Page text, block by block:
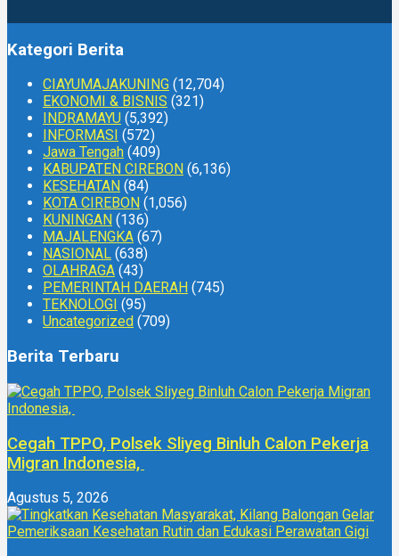
Kategori Berita
CIAYUMAJAKUNING (12,704)
EKONOMI & BISNIS (321)
INDRAMAYU (5,392)
INFORMASI (572)
Jawa Tengah (409)
KABUPATEN CIREBON (6,136)
KESEHATAN (84)
KOTA CIREBON (1,056)
KUNINGAN (136)
MAJALENGKA (67)
NASIONAL (638)
OLAHRAGA (43)
PEMERINTAH DAERAH (745)
TEKNOLOGI (95)
Uncategorized (709)
Berita Terbaru
Cegah TPPO, Polsek Sliyeg Binluh Calon Pekerja
Migran Indonesia,
Agustus 5, 2026